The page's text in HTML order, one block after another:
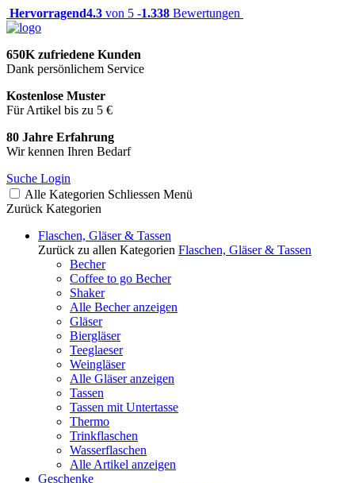
Hervorragend4.3 von 5 -1.338 Bewertungen
650K zufriedene Kunden
Dank persönlichem Service
Kostenlose Muster
Für Artikel bis zu 5 €
80 Jahre Erfahrung
Wir kennen Ihren Bedarf
Suche Login
Alle Kategorien Schliessen Menü
Zurück Kategorien
Flaschen, Gläser & Tassen
Zurück zu allen Kategorien Flaschen, Gläser & Tassen
Becher
Coffee to go Becher
Shaker
Alle Becher anzeigen
Gläser
Biergläser
Teeglaeser
Weingläser
Alle Gläser anzeigen
Tassen
Tassen mit Untertasse
Thermo
Trinkflaschen
Wasserflaschen
Alle Artikel anzeigen
Geschenke